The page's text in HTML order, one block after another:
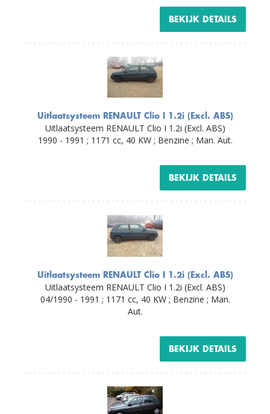
BEKIJK DETAILS
Uitlaatsysteem RENAULT Clio I 1.2i (Excl. ABS)
Uitlaatsysteem RENAULT Clio I 1.2i (Excl. ABS)
1990 - 1991 ; 1171 cc, 40 KW ; Benzine ; Man. Aut.
BEKIJK DETAILS
Uitlaatsysteem RENAULT Clio I 1.2i (Excl. ABS)
Uitlaatsysteem RENAULT Clio I 1.2i (Excl. ABS)
04/1990 - 1991 ; 1171 cc, 40 KW ; Benzine ; Man.
Aut.
BEKIJK DETAILS